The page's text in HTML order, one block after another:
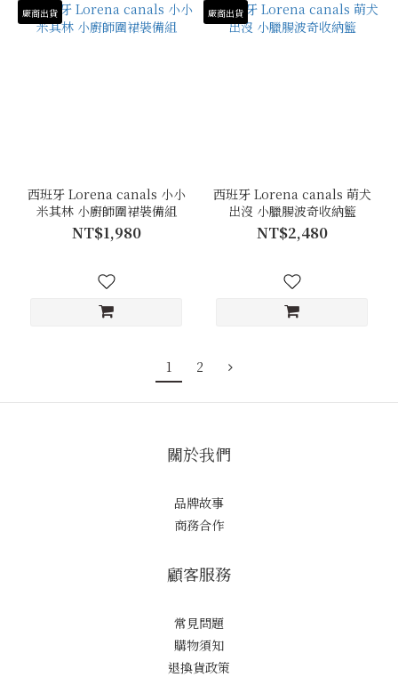
廠商出貨
西班牙 Lorena canals 小小
米其林 小廚師圍裙裝備組
NT$1,980
廠商出貨
西班牙 Lorena canals 萌犬
出沒 小臘腸波奇收納籃
NT$2,480
1 2
關於我們
品牌故事
商務合作
顧客服務
常見問題
購物須知
退換貨政策